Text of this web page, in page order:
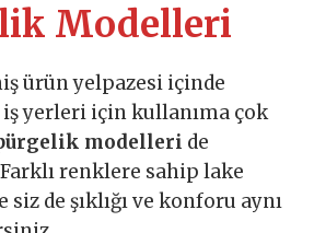
Modelleri
ürün yelpazesi içinde
yerleri için kullanıma çok
modelleri de
renklere sahip lake
de şıklığı ve konforu aynı